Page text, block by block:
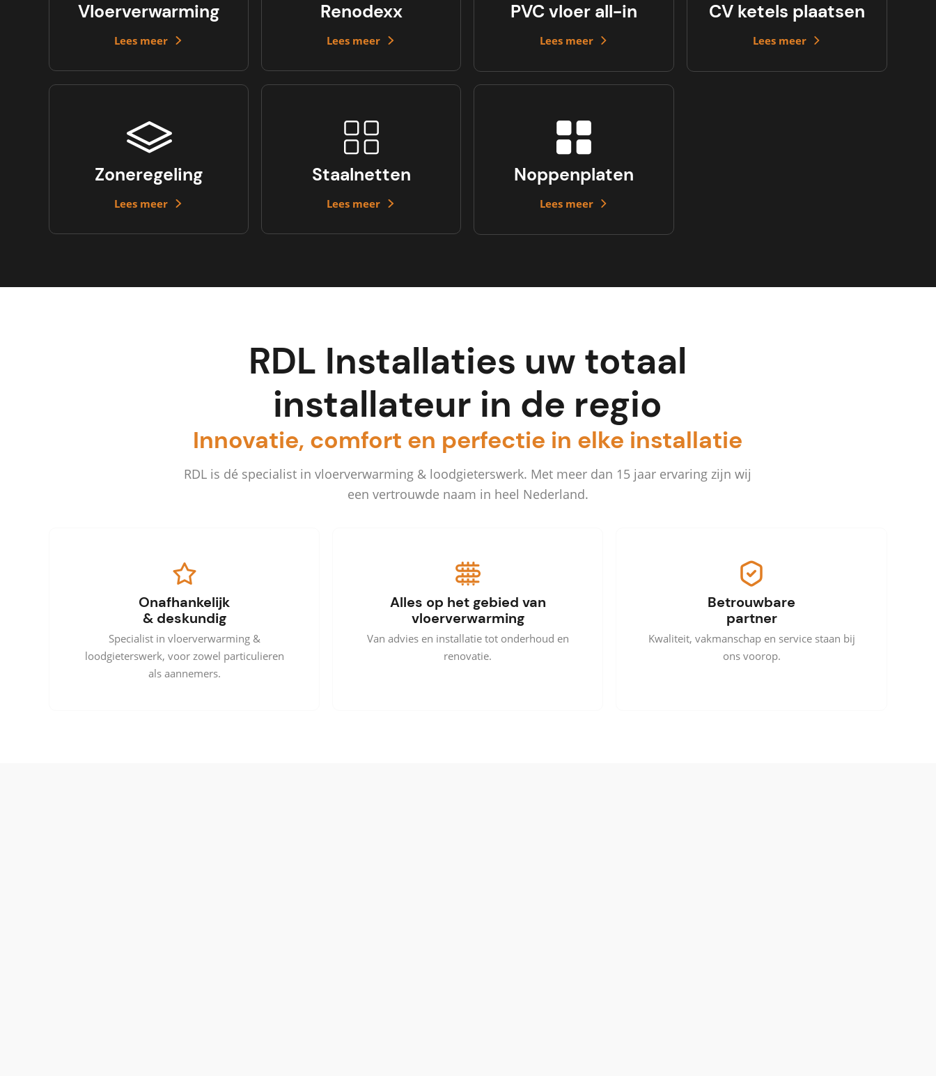
Vloerverwarming
Lees meer
Renodexx
Lees meer
PVC vloer all-in
Lees meer
CV ketels plaatsen
Lees meer
Zoneregeling
Lees meer
Staalnetten
Lees meer
Noppenplaten
Lees meer
RDL Installaties uw totaal
installateur in de regio
Innovatie, comfort en perfectie in elke installatie
RDL is dé specialist in vloerverwarming & loodgieterswerk. Met meer dan 15 jaar ervaring zijn wij
een vertrouwde naam in heel Nederland.
Onafhankelijk
& deskundig
Specialist in vloerverwarming &
loodgieterswerk, voor zowel particulieren
als aannemers.
Alles op het gebied van
vloerverwarming
Van advies en installatie tot onderhoud en
renovatie.
Betrouwbare
partner
Kwaliteit, vakmanschap en service staan bij
ons voorop.